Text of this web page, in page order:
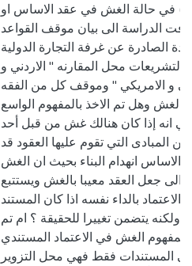
في حالة الغش في عقد الاساس او
الدراسة الى بيان موقف القواعد
الصادرة عن غرفة التجارة الدولية
محل المقارنه " الاردني و
و الامريكي " وموقف كل من الفقه
وهل تم الاخذ بالمفهوم الواسع
انه إذا كان هنالك غش من قبل أحد
المبادى التي تقوم عليها العقود قد
الاساس انهدام البناء بحيث ان الغش
جعل العقد معيبا بالغش ويستتبع
بالداء نفسه اذا كان المستند
ولكنه يتضمن تغييرا للحقيقة ؟ ام تم
لمفهوم الغش في الاعتماد المستندي
المستندات فقط فهي محل التزوير